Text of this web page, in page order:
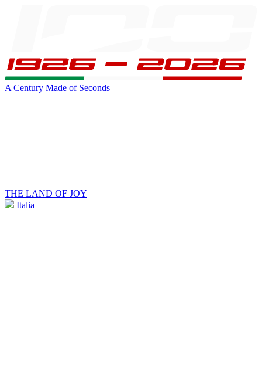
A Century Made of Seconds
THE LAND OF JOY
Italia